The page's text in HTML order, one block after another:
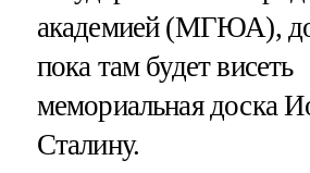
академией (МГЮА),
пока там будет висеть
мемориальная доска
Сталину.